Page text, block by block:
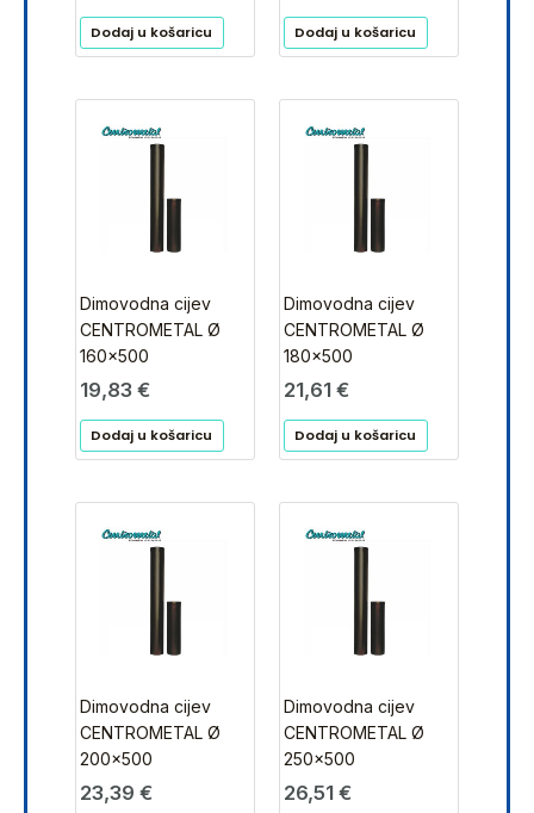
Dodaj u košaricu Dodaj u košaricu
Dimovodna cijev
CENTROMETAL Ø
160×500
19,83 €
Dodaj u košaricu
Dimovodna cijev
CENTROMETAL Ø
180×500
21,61 €
Dodaj u košaricu
Dimovodna cijev
CENTROMETAL Ø
200×500
23,39 €
Dimovodna cijev
CENTROMETAL Ø
250×500
26,51 €